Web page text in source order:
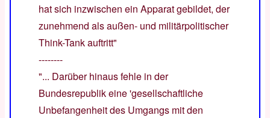
hat sich inzwischen ein Apparat gebildet, der
zunehmend als außen- und militärpolitischer
Think-Tank auftritt"
--------
"... Darüber hinaus fehle in der
Bundesrepublik eine 'gesellschaftliche
Unbefangenheit des Umgangs mit den